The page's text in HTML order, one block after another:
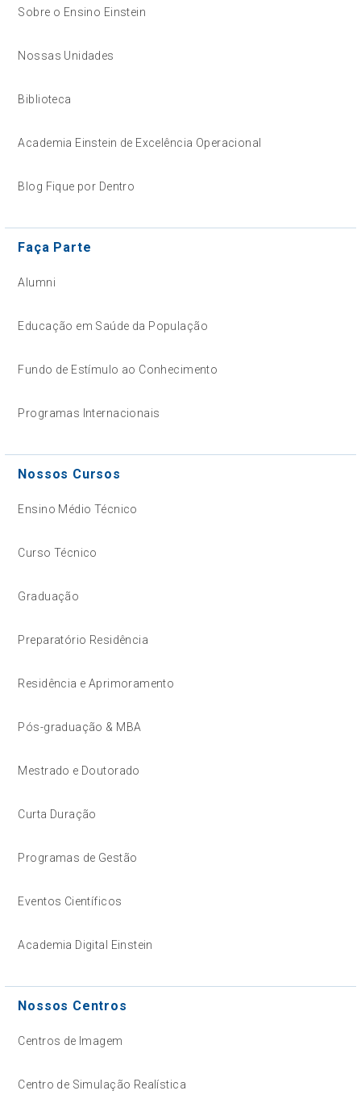
Sobre o Ensino Einstein
Nossas Unidades
Biblioteca
Academia Einstein de Excelência Operacional
Blog Fique por Dentro
Faça Parte
Alumni
Educação em Saúde da População
Fundo de Estímulo ao Conhecimento
Programas Internacionais
Nossos Cursos
Ensino Médio Técnico
Curso Técnico
Graduação
Preparatório Residência
Residência e Aprimoramento
Pós-graduação & MBA
Mestrado e Doutorado
Curta Duração
Programas de Gestão
Eventos Científicos
Academia Digital Einstein
Nossos Centros
Centros de Imagem
Centro de Simulação Realística